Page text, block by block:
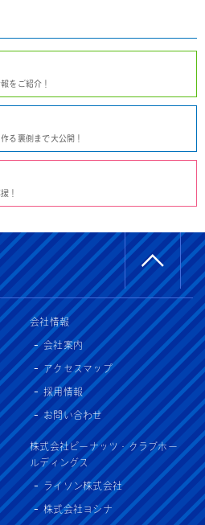
をご紹介！
る裏側まで大公開！
！
会社情報
会社案内
アクセスマップ
採用情報
お問い合わせ
株式会社ピーナッツ・クラブホー
ルディングス
ライソン株式会社
株式会社ヨシナ